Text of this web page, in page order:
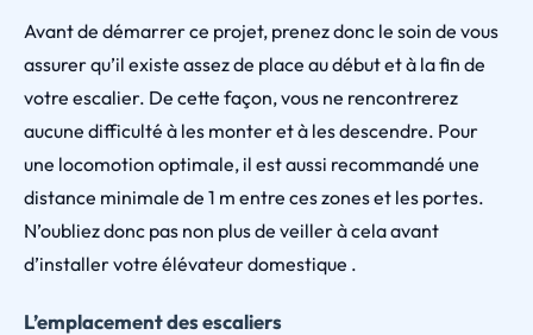
Avant de démarrer ce projet, prenez donc le soin de vous
assurer qu’il existe assez de place au début et à la fin de
votre escalier. De cette façon, vous ne rencontrerez
aucune difficulté à les monter et à les descendre. Pour
une locomotion optimale, il est aussi recommandé une
distance minimale de 1 m entre ces zones et les portes.
N’oubliez donc pas non plus de veiller à cela avant
d’installer votre élévateur domestique .
L’emplacement des escaliers